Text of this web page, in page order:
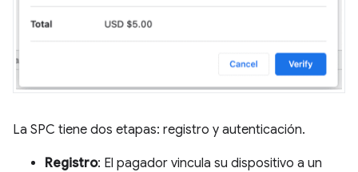
La SPC tiene dos etapas: registro y autenticación.
Registro: El pagador vincula su dispositivo a un